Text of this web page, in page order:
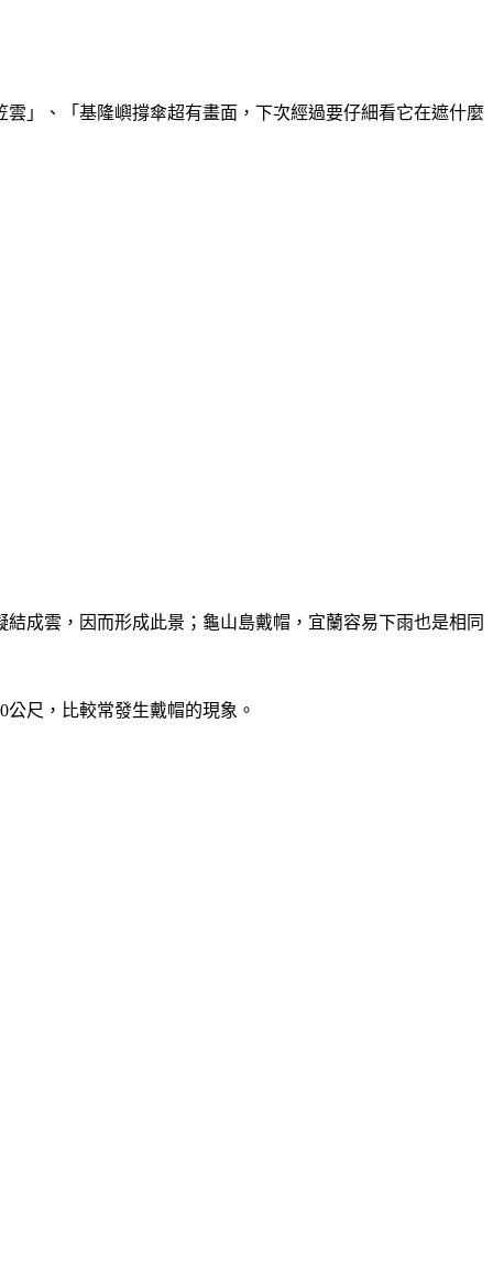
」、「基隆嶼撐傘超有畫面，下次經過要仔細看它在遮什麼
成雲，因而形成此景；龜山島戴帽，宜蘭容易下雨也是相同
尺，比較常發生戴帽的現象。